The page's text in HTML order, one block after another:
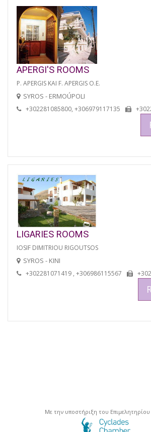
APERGI'S ROOMS
P. APERGIS KAI F. APERGIS O.E.
SYROS - ERMOÚPOLI
+302281085800, +306979117135
LIGARIES ROOMS
IOSIF DIMITRIOU RIGOUTSOS
SYROS - KINI
+302281071419 , +306986115567
Με την υποστήριξη του